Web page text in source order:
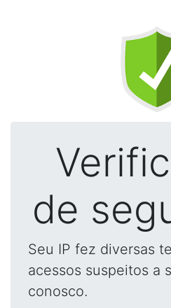
de
Seu IP fez diversas
acessos suspeitos a
conosco.